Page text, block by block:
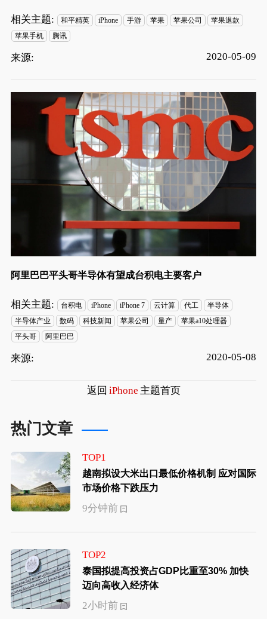
相关主题: 和平精英 iPhone 手游 苹果 苹果公司
苹果退款
苹果手机
腾讯
来源: 2020-05-09
阿里巴巴平头哥半导体有望成台积电主要客户
相关主题: 台积电 iPhone iPhone 7 云计算 代工
半导体
半导体产业
数码 科技新闻 苹果公司 量产
苹果a10处理器
平头哥
阿里巴巴
来源: 2020-05-08
返回 iPhone 主题首页
热门文章
TOP1
越南拟设大米出口最低价格机制 应对国际
市场价格下跌压力
9分钟前
TOP2
泰国拟提高投资占GDP比重至30% 加快
迈向高收入经济体
2小时前